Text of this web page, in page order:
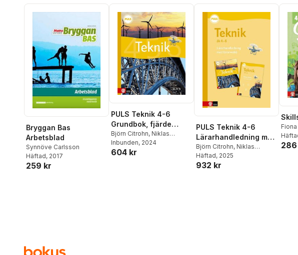
Bryggan Bas
Arbetsblad
Synnöve Carlsson
Häftad, 2017
259 kr
PULS Teknik 4-6
Grundbok, fjärde
upplagan
Björn Citrohn, Niklas
Salomonsson
Inbunden, 2024
604 kr
PULS Teknik 4-6
Lärarhandledning med
lärarwebb, fjärde
upplagan
Björn Citrohn, Niklas
Salomonsson
Häftad, 2025
932 kr